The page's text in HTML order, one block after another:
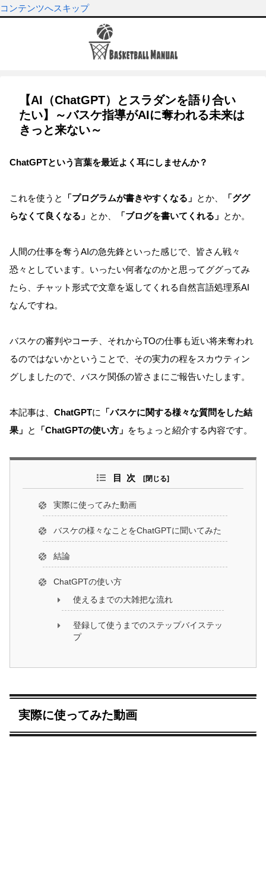
コンテンツへスキップ
【AI（ChatGPT）とスラダンを語り合い
たい】～バスケ指導がAIに奪われる未来は
きっと来ない～
ChatGPTという言葉を最近よく耳にしませんか？
これを使うと 「プログラムが書きやすくなる」 とか、
「ググ
らなくて良くなる」 とか、 「ブログを書いてくれる」 とか。
人間の仕事を奪うAIの急先鋒といった感じで、皆さん戦々
恐々としています。いったい何者なのかと思ってググってみ
たら、チャット形式で文章を返してくれる自然言語処理系AI
なんですね。
バスケの審判やコーチ、それからTOの仕事も近い将来奪われ
るのではないかということで、その実力の程をスカウティン
グしましたので、バスケ関係の皆さまにご報告いたします。
本記事は、 ChatGPTに
「バスケに関する様々な質問をした結
果」 と 「ChatGPTの使い方」 をちょっと紹介する内容です。
目次
実際に使ってみた動画
バスケの様々なことをChatGPTに聞いてみた
結論
ChatGPTの使い方
使えるまでの大雑把な流れ
登録して使うまでのステップバイステッ
プ
実際に使ってみた動画